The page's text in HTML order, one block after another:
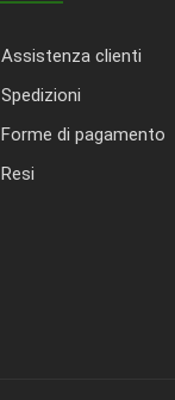
Assistenza clienti
Spedizioni
Forme di pagamento
Resi